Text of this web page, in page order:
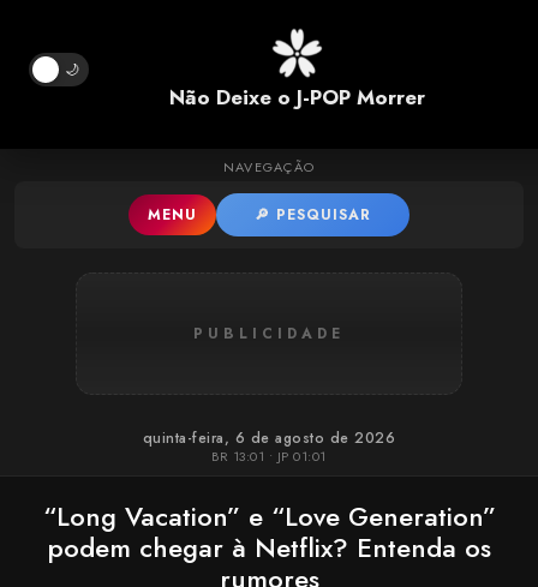
Pular para o conteúdo principal
🌙
Não Deixe o J-POP Morrer
NAVEGAÇÃO
MENU 🔎 PESQUISAR
PUBLICIDADE
quinta-feira, 6 de agosto de 2026
BR 13:01 • JP 01:01
“Long Vacation” e “Love Generation”
podem chegar à Netflix? Entenda os
rumores